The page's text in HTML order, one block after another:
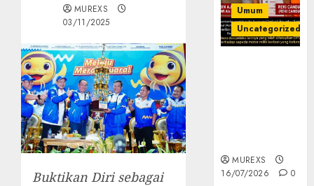
MUREXS
03/11/2025
Buktikan Diri sebagai
Umum
Uncategorized
MUREXS
16/07/2026
0